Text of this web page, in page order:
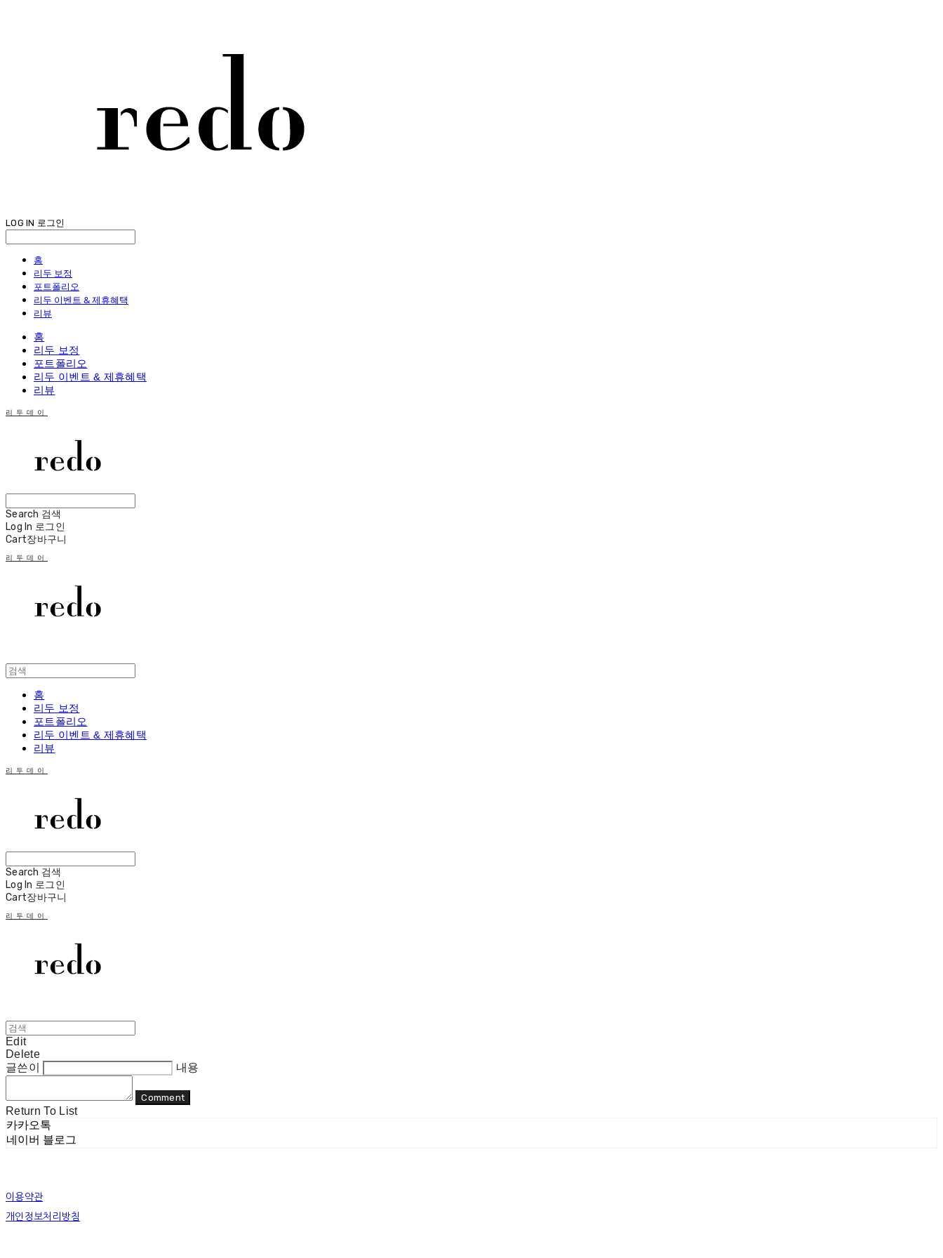
LOG IN 로그인
홈
리두 보정
포트폴리오
리두 이벤트 & 제휴혜택
리뷰
홈
리두 보정
포트폴리오
리두 이벤트 & 제휴혜택
리뷰
리두데이
Search 검색
Log In 로그인
Cart장바구니
리두데이
홈
리두 보정
포트폴리오
리두 이벤트 & 제휴혜택
리뷰
리두데이
Search 검색
Log In 로그인
Cart장바구니
리두데이
Edit
Delete
글쓴이
내용
Comment
Return To List
카카오톡
네이버 블로그
이용약관
개인정보처리방침